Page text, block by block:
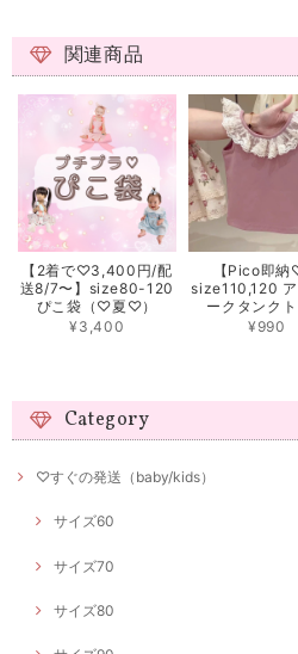
関連商品
【2着で♡3,400円/配
送8/7〜】size80-120
ぴこ袋（♡夏♡）
¥3,400
【Pico即納
size110,120 ア
ークタンク
¥990
Category
♡すぐの発送（baby/kids）
サイズ60
サイズ70
サイズ80